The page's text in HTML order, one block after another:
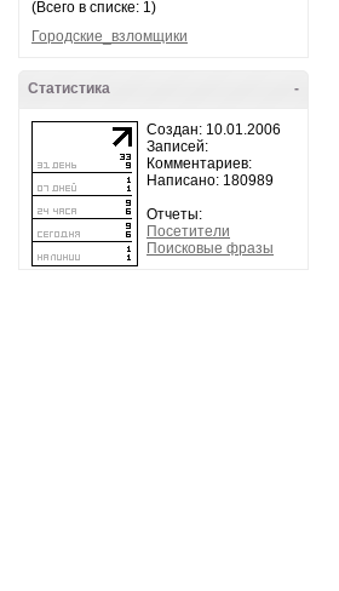
(Всего в списке: 1)
Городские_взломщики
-
Статистика
Создан: 10.01.2006
Записей:
Комментариев:
Написано: 180989
Отчеты:
Посетители
Поисковые фразы